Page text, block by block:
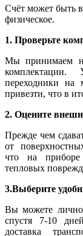
Счёт может быть
физическое.
1. Проверьте
Мы принимаем
переходники на
привезти, что в
2. Оцените
Прежде чем
от
что на приборе
тепловых
3.Выберите
Вы можете
спустя 7-10
доставка